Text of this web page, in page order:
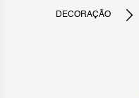
DECORAÇÃO